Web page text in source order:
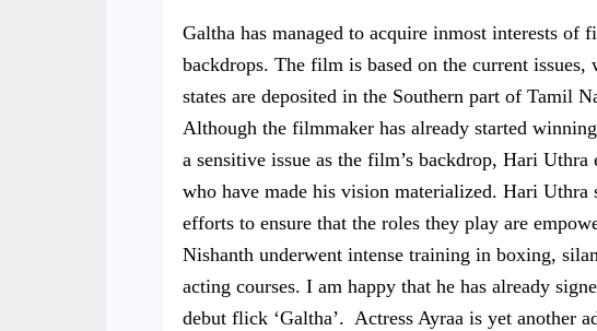
Galtha has managed to acquire inmost interests
backdrops. The film is based on the current
states are deposited in the Southern part of Tamil
Although the filmmaker has already started
a sensitive issue as the film’s backdrop, Hari
who have made his vision materialized. Hari
efforts to ensure that the roles they play are
Nishanth underwent intense training in boxing,
acting courses. I am happy that he has already
debut flick ‘Galtha’. Actress Ayraa is yet another